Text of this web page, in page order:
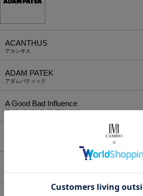
ACANTHUS
アカンサス
ADAM PATEK
アダムパティック
A Good Bad Influence
ア グッド バッド インフルエンス
エーケーエム